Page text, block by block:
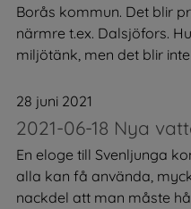
Borås kommun. Det blir
närmre t.ex. Dalsjöfors.
miljötänk, men det blir
28 juni 2021
2021-06-18 Nya
En eloge till Svenljunga
alla kan få använda,
nackdel att man måste